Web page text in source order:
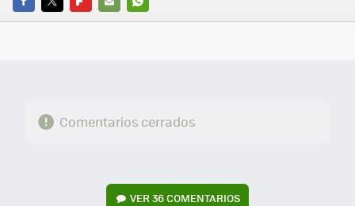
FACEBOOK
TWITTERFLIPBOARD
E-
WHATSAPP
Comentarios cerrados
VER36 COMENTARIOS